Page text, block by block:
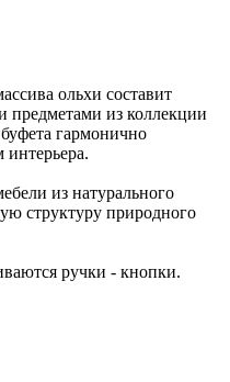
ольхи составит
предметами из коллекции
гармонично
интерьера.
из натурального
структуру природного
ручки - кнопки.